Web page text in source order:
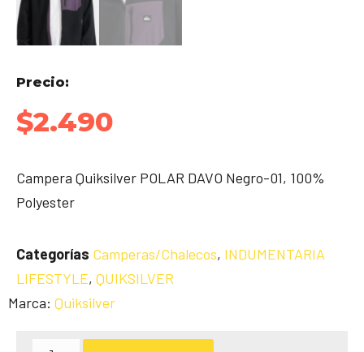
Precio:
$2.490
Campera Quiksilver POLAR DAVO Negro-01, 100%
Polyester
Categorías Camperas/Chalecos, INDUMENTARIA
LIFESTYLE, QUIKSILVER
Marca: Quiksilver